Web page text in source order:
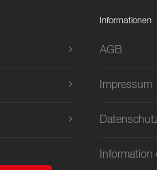
Informationen
AGB
Impressum
Information